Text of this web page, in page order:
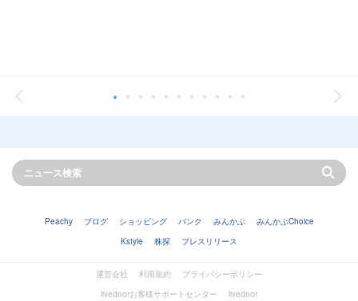
Peachy ブログ ショッピング バンク みんかぶ
みんかぶChoice
Kstyle
株探 プレスリリース
運営会社 利用規約
プライバシーポリシー
livedoorお客様サポートセンター
livedoor